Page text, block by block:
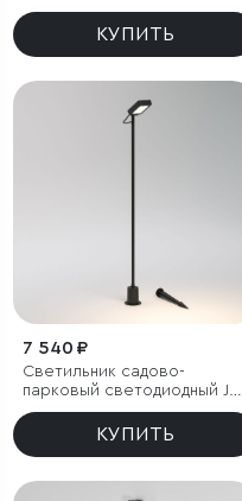
Lumos
КУПИТЬ
7 540 ₽
Светильник садово-
парковый светодиодный Joli
черный
КУПИТЬ